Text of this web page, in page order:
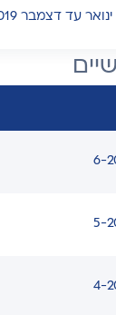
עד דצמבר 2019